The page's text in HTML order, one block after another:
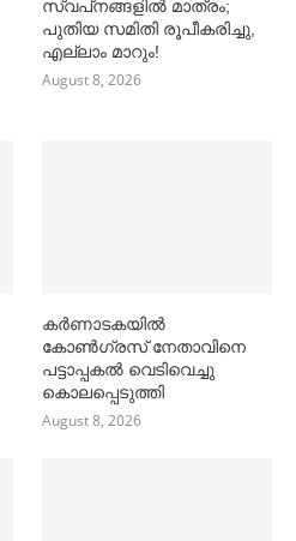
സ്വപ്‌നങ്ങളില്‍ മാത്രം;
പുതിയ സമിതി രൂപീകരിച്ചു,
എല്ലാം മാറും!
August 8, 2026
കര്‍ണാടകയില്‍
കോണ്‍ഗ്രസ് നേതാവിനെ
പട്ടാപ്പകല്‍ വെടിവെച്ചു
കൊലപ്പെടുത്തി
August 8, 2026